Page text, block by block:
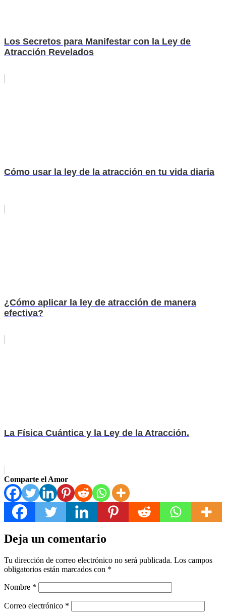
Los Secretos para Manifestar con la Ley de
Atracción Revelados
Cómo usar la ley de la atracción en tu vida diaria
¿Cómo aplicar la ley de atracción de manera
efectiva?
La Física Cuántica y la Ley de la Atracción.
Comparte el Amor
Deja un comentario
Tu dirección de correo electrónico no será publicada. Los campos
obligatorios están marcados con *
Nombre *
Correo electrónico *